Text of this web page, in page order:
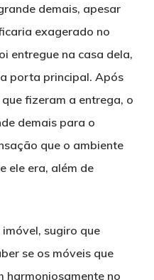
demais, apesar
exagerado no
entregue na casa dela,
porta principal. Após
fizeram a entrega, o
demais para o
que o ambiente
ele era, além de
sugiro que
se os móveis que
harmoniosamente no